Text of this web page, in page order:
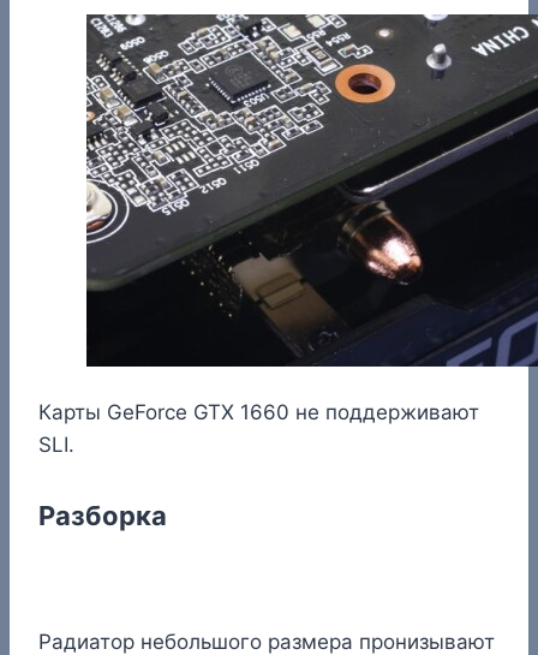
Карты GeForce GTX 1660 не поддерживают
SLI.
Разборка
Радиатор небольшого размера пронизывают